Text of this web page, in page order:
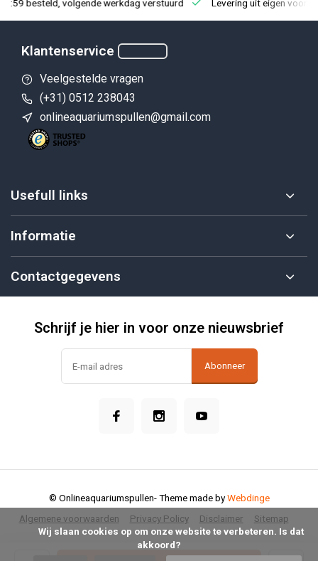
besteld, volgende werkdag verstuurd Levering uit eigen
Klantenservice
Veelgestelde vragen
(+31) 0512 238043
onlineaquariumspullen@gmail.com
Usefull links
Informatie
Contactgegevens
Schrijf je hier in voor onze nieuwsbrief
Abonneer
Algemene voorwaarden Privacy Policy Disclaimer Sitemap
© Onlineaquariumspullen- Theme made byWebdinge
akkoord?